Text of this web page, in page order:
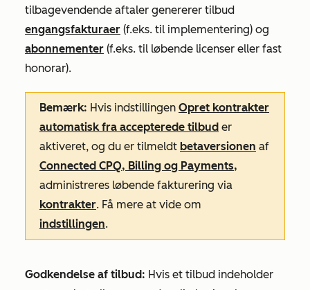
tilbagevendende aftaler genererer tilbud
engangsfakturaer (f.eks. til implementering) og
abonnementer (f.eks. til løbende licenser eller fast
honorar).
Bemærk: Hvis indstillingen Opret kontrakter
automatisk fra accepterede tilbud er
aktiveret, og du er tilmeldt betaversionen af
Connected CPQ, Billing og Payments,
administreres løbende fakturering via
kontrakter. Få mere at vide om
indstillingen.
Godkendelse af tilbud: Hvis et tilbud indeholder